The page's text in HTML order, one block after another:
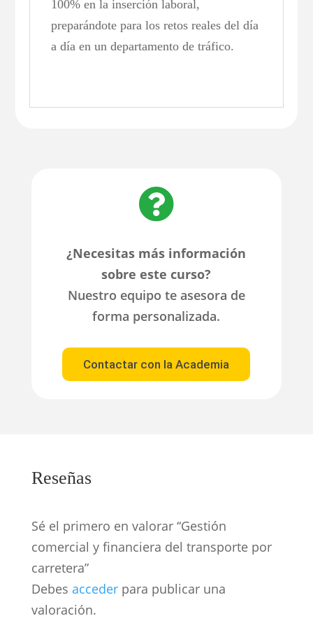
100% en la inserción laboral,
preparándote para los retos reales del día
a día en un departamento de tráfico.

¿Necesitas más información
sobre este curso?
Nuestro equipo te asesora de
forma personalizada.
Contactar con la Academia
Reseñas
Sé el primero en valorar “Gestión
comercial y financiera del transporte por
carretera”
Debes accederpara publicar una
valoración.